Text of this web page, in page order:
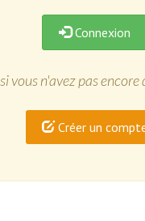
Connexion
vous n'avez pas encore
Créer un